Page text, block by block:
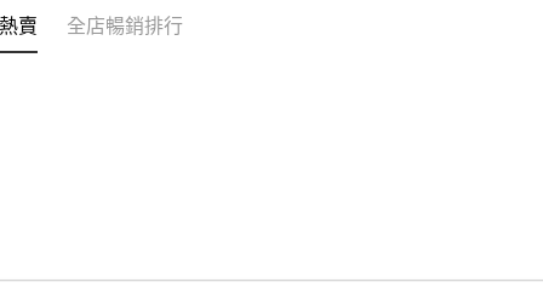
賣 全店暢銷排行